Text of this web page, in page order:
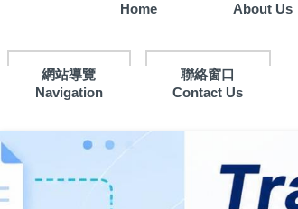
Home
About Us
網站導覽
Navigation
聯絡窗口
Contact Us